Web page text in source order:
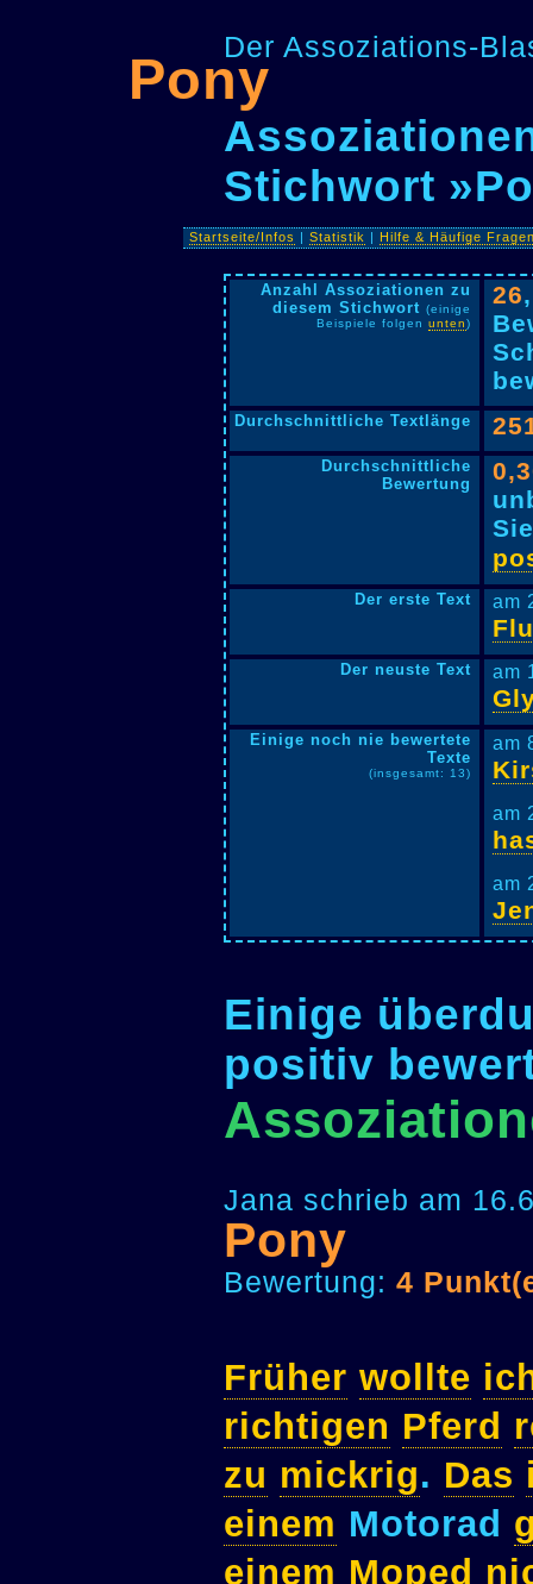
Der Assoziations-
Pony
Stichwort
Startseite/Infos |Statistik |Hilfe & Häufige
Anzahl Assoziationen zu
diesem Stichwort (einige
Beispiele folgen unten)
26
Durchschnittliche Textlänge
Durchschnittliche
Bewertung
Der erste Text am
Der neuste Text am
Einige noch nie bewertete
Texte
(insgesamt: 13)
am
am
am
Einige
positiv
Jana schrieb am
Pony
Bewertung: 4
Früher wollte
richtigen Pferd
zu mickrig. Das
einem Motorad
einem Moped